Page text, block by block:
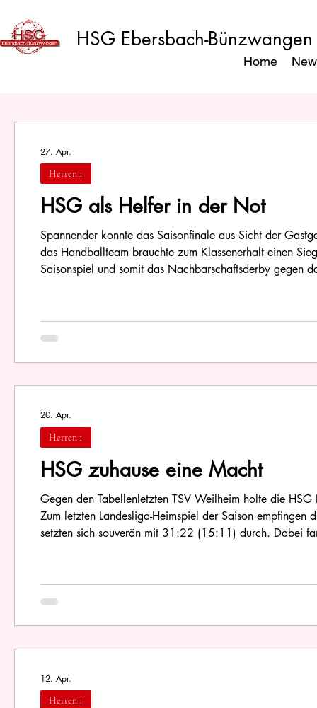
HSG Ebersbach-Bünzwangen
Home
HSG als Helfer in der Not
Spannender konnte das Saisonfinale aus Sicht der
das Handballteam brauchte zum Klassenerhalt einen
Saisonspiel und somit das Nachbarschaftsderby gegen
Herren 1
27. Apr.
HSG zuhause eine Macht
Gegen den Tabellenletzten TSV Weilheim holte die
Zum letzten Landesliga-Heimspiel der Saison
setzten sich souverän mit 31:22 (15:11) durch. Dabei
Herren 1
20. Apr.
Herren 1
12. Apr.